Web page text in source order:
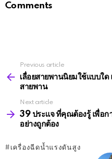
Comments
more
Previous article
เลื่อยสายพานนิยมใช้แบบใด
สายพาน
Next article
39 ประแจ ที่คุณต้องรู้ เพื่อก
อย่างถูกต้อง
เครื่องฉีดน้ำแรงดันสูง